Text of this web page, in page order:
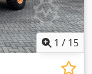
1 / 15